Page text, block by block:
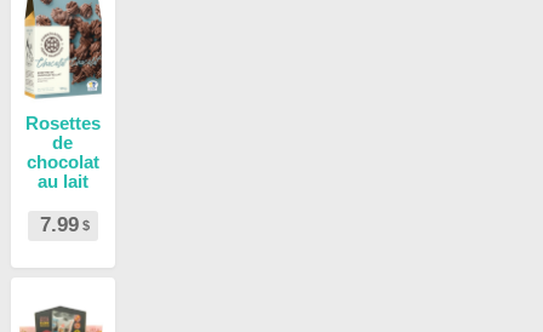
Rosettes
de
chocolat
au lait
7.99 $